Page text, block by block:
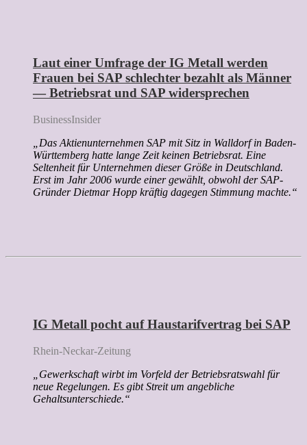
Laut einer Umfrage der IG Metall werden
Frauen bei SAP schlechter bezahlt als Männer
— Betriebsrat und SAP widersprechen
BusinessInsider
„Das Aktienunternehmen SAP mit Sitz in Walldorf in Baden-
Württemberg hatte lange Zeit keinen Betriebsrat. Eine
Seltenheit für Unternehmen dieser Größe in Deutschland.
Erst im Jahr 2006 wurde einer gewählt, obwohl der SAP-
Gründer Dietmar Hopp kräftig dagegen Stimmung machte.“
IG Metall pocht auf Haustarifvertrag bei SAP
Rhein-Neckar-Zeitung
„Gewerkschaft wirbt im Vorfeld der Betriebsratswahl für
neue Regelungen. Es gibt Streit um angebliche
Gehaltsunterschiede.“